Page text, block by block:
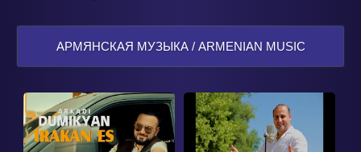
АРМЯНСКАЯ МУЗЫКА / ARMENIAN MUSIC